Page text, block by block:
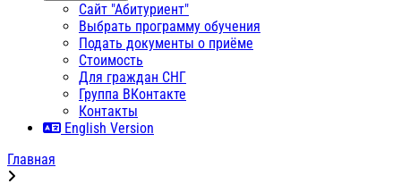
Сайт "Абитуриент"
Выбрать программу обучения
Подать документы о приёме
Стоимость
Для граждан СНГ
Группа ВКонтакте
Контакты
English Version
Главная